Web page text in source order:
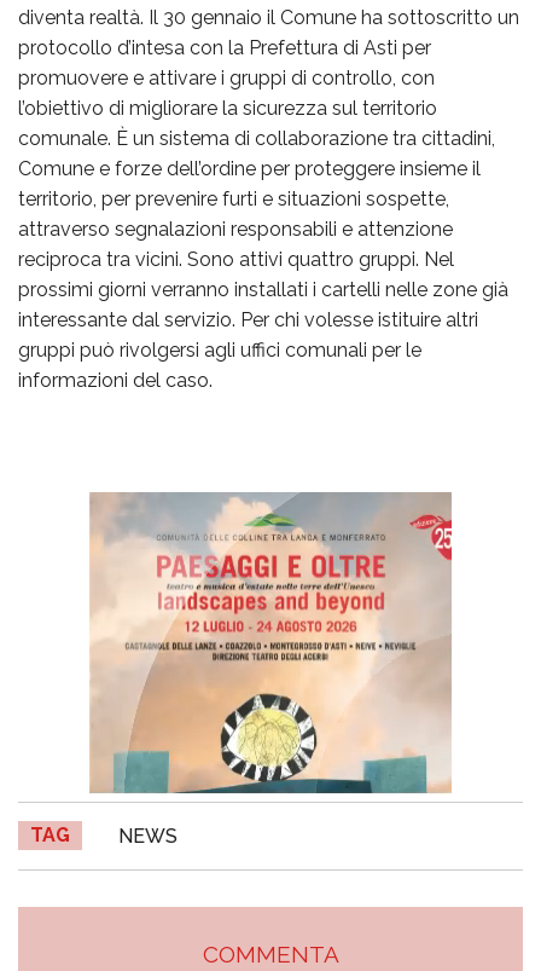
diventa realtà. Il 30 gennaio il Comune ha sottoscritto un
protocollo d’intesa con la Prefettura di Asti per
promuovere e attivare i gruppi di controllo, con
l’obiettivo di migliorare la sicurezza sul territorio
comunale. È un sistema di collaborazione tra cittadini,
Comune e forze dell’ordine per proteggere insieme il
territorio, per prevenire furti e situazioni sospette,
attraverso segnalazioni responsabili e attenzione
reciproca tra vicini. Sono attivi quattro gruppi. Nel
prossimi giorni verranno installati i cartelli nelle zone già
interessante dal servizio. Per chi volesse istituire altri
gruppi può rivolgersi agli uffici comunali per le
informazioni del caso.
TAG NEWS
COMMENTA